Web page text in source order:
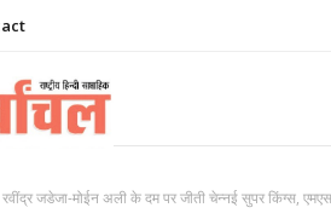
जडेजा-मोईन अली के दम पर जीती चेन्नई सुपर किंग्स,